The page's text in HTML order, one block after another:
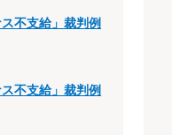
不支給」裁判例
不支給」裁判例